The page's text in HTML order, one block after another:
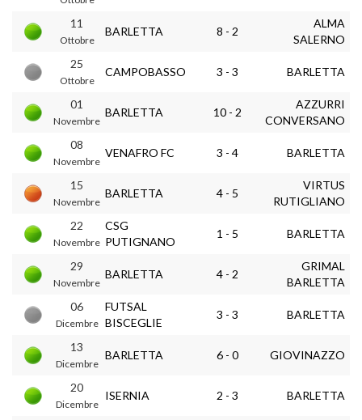
11
Ottobre
BARLETTA 8 - 2
ALMA
SALERNO
25
Ottobre
CAMPOBASSO 3 - 3 BARLETTA
01
Novembre
BARLETTA 10 - 2
AZZURRI
CONVERSANO
08
Novembre
VENAFRO FC 3 - 4 BARLETTA
15
Novembre
BARLETTA 4 - 5
VIRTUS
RUTIGLIANO
22
Novembre
CSG
PUTIGNANO
1 - 5 BARLETTA
29
Novembre
BARLETTA 4 - 2
GRIMAL
BARLETTA
06
Dicembre
FUTSAL
BISCEGLIE
3 - 3 BARLETTA
13
Dicembre
BARLETTA 6 - 0 GIOVINAZZO
20
Dicembre
ISERNIA 2 - 3 BARLETTA